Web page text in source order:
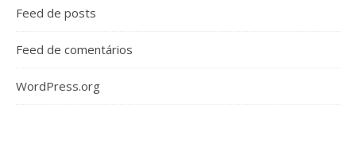
Feed de posts
Feed de comentários
WordPress.org